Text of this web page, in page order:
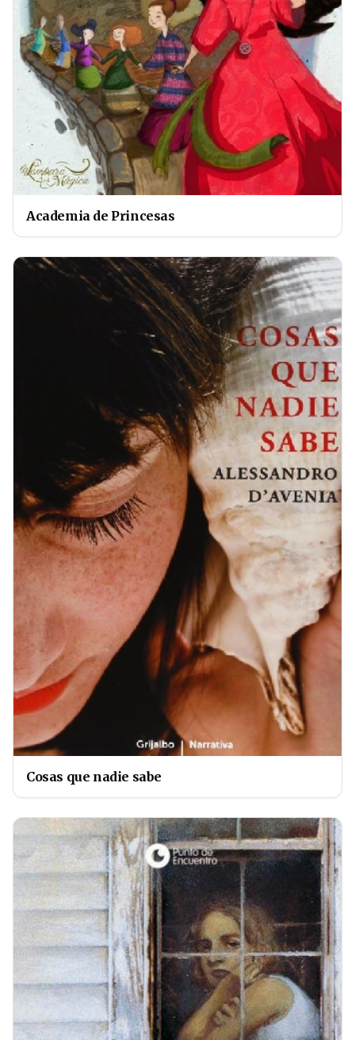
Academia de Princesas
Cosas que nadie sabe